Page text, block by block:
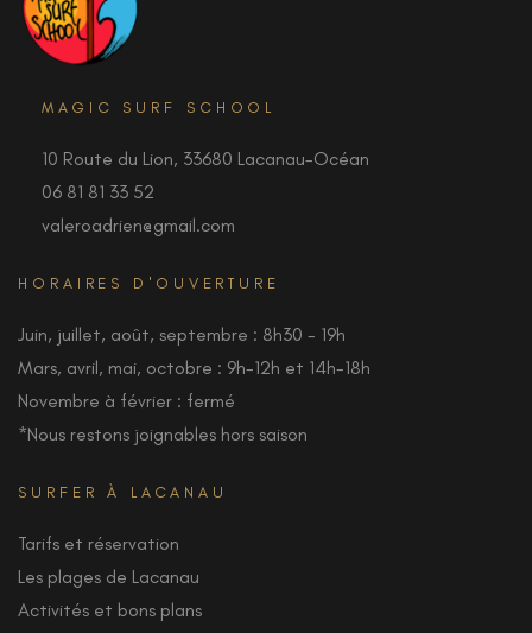
MAGIC SURF SCHOOL
10 Route du Lion, 33680 Lacanau-Océan
06 81 81 33 52
valeroadrien@gmail.com
HORAIRES D'OUVERTURE
Juin, juillet, août, septembre : 8h30 - 19h
Mars, avril, mai, octobre : 9h-12h et 14h-18h
Novembre à février : fermé
*Nous restons joignables hors saison
SURFER À LACANAU
Tarifs et réservation
Les plages de Lacanau
Activités et bons plans